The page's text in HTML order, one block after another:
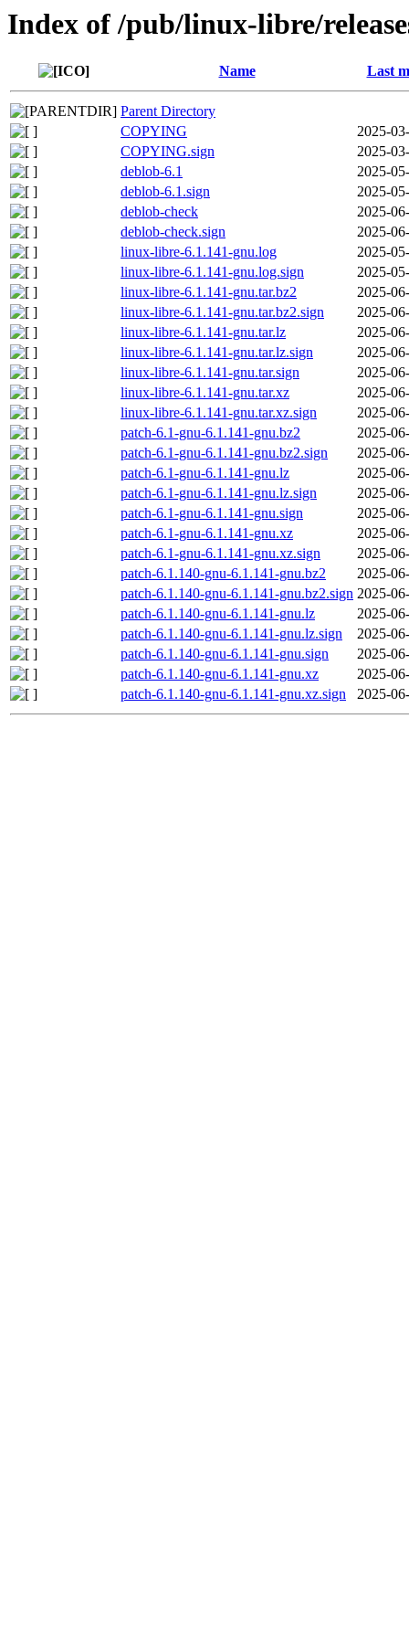
Index of /pub/linux-libre/
Name Last
Parent Directory
COPYING
2025-
COPYING.sign
2025-
deblob-6.1
2025-
deblob-6.1.sign
2025-
deblob-check
2025-
deblob-check.sign
2025-
linux-libre-6.1.141-gnu.log
2025-
linux-libre-6.1.141-gnu.log.sign
2025-
linux-libre-6.1.141-gnu.tar.bz2
2025-
linux-libre-6.1.141-gnu.tar.bz2.sign
2025-
linux-libre-6.1.141-gnu.tar.lz
2025-
linux-libre-6.1.141-gnu.tar.lz.sign
2025-
linux-libre-6.1.141-gnu.tar.sign
2025-
linux-libre-6.1.141-gnu.tar.xz
2025-
linux-libre-6.1.141-gnu.tar.xz.sign
2025-
patch-6.1-gnu-6.1.141-gnu.bz2
2025-
patch-6.1-gnu-6.1.141-gnu.bz2.sign
2025-
patch-6.1-gnu-6.1.141-gnu.lz
2025-
patch-6.1-gnu-6.1.141-gnu.lz.sign
2025-
patch-6.1-gnu-6.1.141-gnu.sign
2025-
patch-6.1-gnu-6.1.141-gnu.xz
2025-
patch-6.1-gnu-6.1.141-gnu.xz.sign
2025-
patch-6.1.140-gnu-6.1.141-gnu.bz2
2025-
patch-6.1.140-gnu-6.1.141-gnu.bz2.sign 2025-
patch-6.1.140-gnu-6.1.141-gnu.lz
2025-
patch-6.1.140-gnu-6.1.141-gnu.lz.sign
2025-
patch-6.1.140-gnu-6.1.141-gnu.sign
2025-
patch-6.1.140-gnu-6.1.141-gnu.xz
2025-
patch-6.1.140-gnu-6.1.141-gnu.xz.sign
2025-